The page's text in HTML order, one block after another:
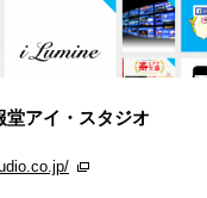
堂アイ・スタジオ